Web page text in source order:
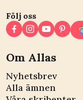
Följ oss
Om Allas
Nyhetsbrev
Alla ämnen